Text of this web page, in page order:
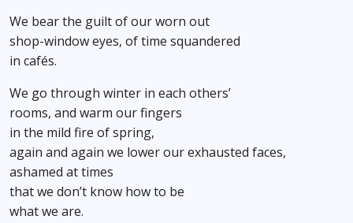
We bear the guilt of our worn out
shop-window eyes, of time squandered
in cafés.
We go through winter in each others’
rooms, and warm our fingers
in the mild fire of spring,
again and again we lower our exhausted faces,
ashamed at times
that we don’t know how to be
what we are.